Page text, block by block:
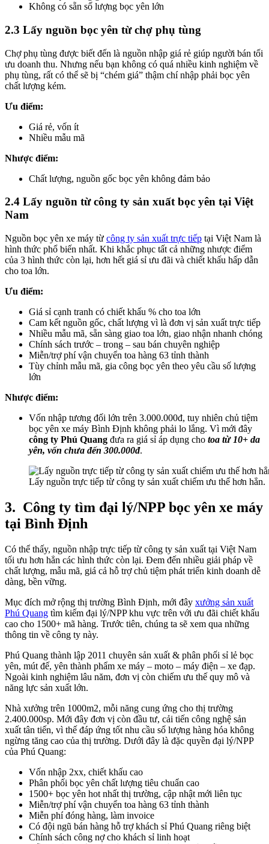
Không có sẵn số lượng bọc yên lớn
2.3 Lấy nguồn bọc yên từ chợ phụ tùng
Chợ phụ tùng được biết đến là nguồn nhập giá rẻ giúp người bán tối
ưu doanh thu. Nhưng nếu bạn không có quá nhiều kinh nghiệm về
phụ tùng, rất có thể sẽ bị “chém giá” thậm chí nhập phải bọc yên
chất lượng kém.
Ưu điểm:
Giá rẻ, vốn ít
Nhiều mẫu mã
Nhược điểm:
Chất lượng, nguồn gốc bọc yên không đảm bảo
2.4 Lấy nguồn từ công ty sản xuất bọc yên tại Việt
Nam
Nguồn bọc yên xe máy từ công ty sản xuất trực tiếp tại Việt Nam là
hình thức phổ biến nhất. Khi khắc phục tất cả những nhược điểm
của 3 hình thức còn lại, hơn hết giá sỉ ưu đãi và chiết khấu hấp dẫn
cho toa lớn.
Ưu điểm:
Giá sỉ cạnh tranh có chiết khấu % cho toa lớn
Cam kết nguồn gốc, chất lượng vì là đơn vị sản xuất trực tiếp
Nhiều mẫu mã, sẵn sàng giao toa lớn, giao nhận nhanh chóng
Chính sách trước – trong – sau bán chuyên nghiệp
Miễn/trợ phí vận chuyển toa hàng 63 tỉnh thành
Tùy chỉnh mẫu mã, gia công bọc yên theo yêu cầu số lượng
lớn
Nhược điểm:
Vốn nhập tương đối lớn trên 3.000.000đ, tuy nhiên chủ tiệm
bọc yên xe máy Bình Định không phải lo lắng. Vì mới đây
công ty Phú Quang đưa ra giá sỉ áp dụng cho toa từ 10+ da
yên, vốn chưa đến 300.000đ.
Lấy nguồn trực tiếp từ công ty sản xuất chiếm ưu thế hơn hẳn.
3. Công ty tìm đại lý/NPP bọc yên xe máy
tại Bình Định
Có thể thấy, nguồn nhập trực tiếp từ công ty sản xuất tại Việt Nam
tối ưu hơn hẳn các hình thức còn lại. Đem đến nhiều giải pháp về
chất lượng, mẫu mã, giá cả hỗ trợ chủ tiệm phát triển kinh doanh dễ
dàng, bền vững.
Mục đích mở rộng thị trường Bình Định, mới đây xưởng sản xuất
Phú Quang tìm kiếm đại lý/NPP khu vực trên với ưu đãi chiết khấu
cao cho 1500+ mã hàng. Trước tiên, chúng ta sẽ xem qua những
thông tin về công ty này.
Phú Quang thành lập 2011 chuyên sản xuất & phân phối sỉ lẻ bọc
yên, mút đế, yên thành phẩm xe máy – moto – máy điện – xe đạp.
Ngoài kinh nghiệm lâu năm, đơn vị còn chiếm ưu thế quy mô và
năng lực sản xuất lớn.
Nhà xưởng trên 1000m2, mỗi năng cung ứng cho thị trường
2.400.000sp. Mới đây đơn vị còn đầu tư, cải tiến công nghệ sản
xuất tân tiến, vì thế đáp ứng tốt nhu cầu số lượng hàng hóa không
ngừng tăng cao của thị trường. Dưới đây là đặc quyền đại lý/NPP
của Phú Quang:
Vốn nhập 2xx, chiết khấu cao
Phân phối bọc yên chất lượng tiêu chuẩn cao
1500+ bọc yên hot nhất thị trường, cập nhật mới liên tục
Miễn/trợ phí vận chuyển toa hàng 63 tỉnh thành
Miễn phí đóng hàng, làm invoice
Có đội ngũ bán hàng hỗ trợ khách sỉ Phú Quang riêng biệt
Chính sách công nợ cho khách sỉ linh hoạt